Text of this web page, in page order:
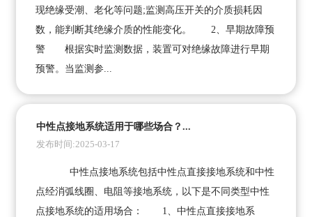
现绝缘受潮、老化等问题;监测高压开关的介质损耗因
数，能判断其绝缘介质的性能变化。 2、早期故障预
警 根据实时监测数据，装置可对绝缘故障进行早期
预警。当监测参...
中性点接地系统适用于哪些场合？...
发布时间:2025-03-17
中性点接地系统包括中性点直接接地系统和中性
点经消弧线圈、电阻等接地系统，以下是不同类型中性
点接地系统的适用场合： 1、中性点直接接地系